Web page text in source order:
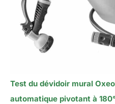
Test du dévidoir mural
automatique pivotant à 180°